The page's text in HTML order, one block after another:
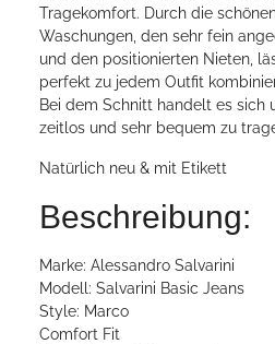
Tragekomfort. Durch die
Waschungen, den sehr fein
und den positionierten Nieten,
perfekt zu jedem Outfit
Bei dem Schnitt handelt es sich
zeitlos und sehr bequem zu
Natürlich neu & mit Etikett
Beschreibung:
Marke: Alessandro Salvarini
Modell: Salvarini Basic Jeans
Style: Marco
Comfort Fit